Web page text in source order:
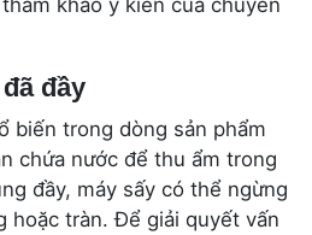
đầy
biến trong dòng sản phẩm
chứa nước để thu ẩm trong
đầy, máy sấy có thể ngừng
hoặc tràn. Để giải quyết vấn